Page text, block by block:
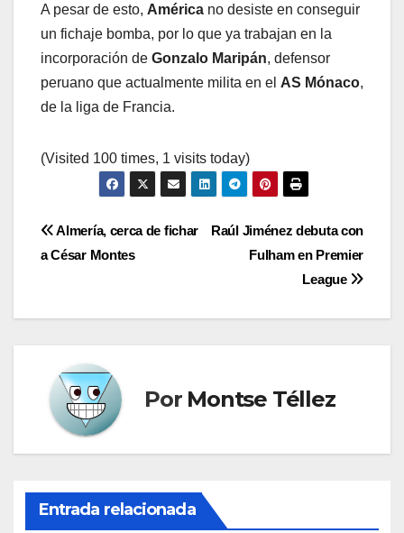
A pesar de esto, América no desiste en conseguir
un fichaje bomba, por lo que ya trabajan en la
incorporación de Gonzalo Maripán, defensor
peruano que actualmente milita en el AS Mónaco,
de la liga de Francia.
(Visited 100 times, 1 visits today)
Navegación
entradas
Raúl Jiménez debuta con
Fulham en Premier
League
Almería, cerca de fichar
a César Montes
Por Montse Téllez
Entrada relacionada